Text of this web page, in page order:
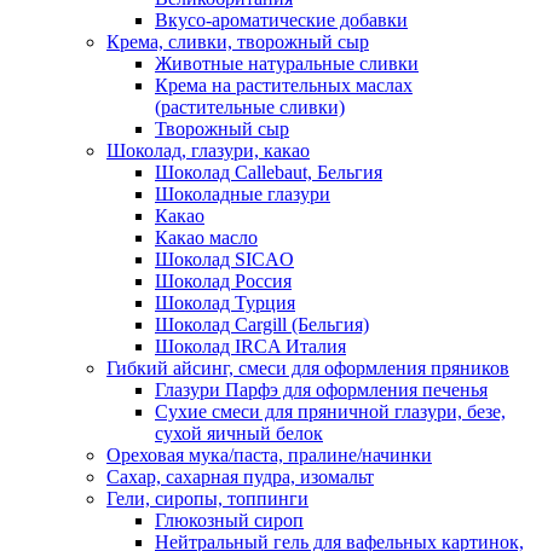
Вкусо-ароматические добавки
Крема, сливки, творожный сыр
Животные натуральные сливки
Крема на растительных маслах
(растительные сливки)
Творожный сыр
Шоколад, глазури, какао
Шоколад Callebaut, Бельгия
Шоколадные глазури
Какао
Какао масло
Шоколад SICAO
Шоколад Россия
Шоколад Турция
Шоколад Cargill (Бельгия)
Шоколад IRCA Италия
Гибкий айсинг, смеси для оформления пряников
Глазури Парфэ для оформления печенья
Сухие смеси для пряничной глазури, безе,
сухой яичный белок
Ореховая мука/паста, пралине/начинки
Сахар, сахарная пудра, изомальт
Гели, сиропы, топпинги
Глюкозный сироп
Нейтральный гель для вафельных картинок,